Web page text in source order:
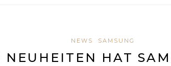
NEWS SAMSUNG
NEUHEITEN HAT